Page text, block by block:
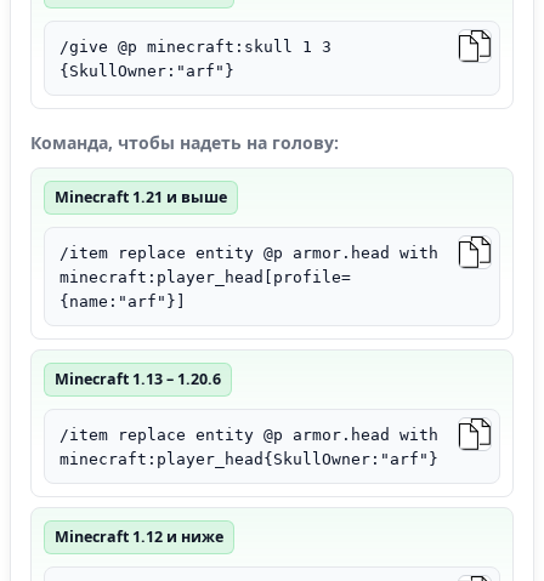
/give @p minecraft:skull 1 3
{SkullOwner:"arf"}
Команда, чтобы надеть на голову:
Minecraft 1.21 и выше
/item replace entity @p armor.head with
minecraft:player_head[profile=
{name:"arf"}]
Minecraft 1.13 – 1.20.6
/item replace entity @p armor.head with
minecraft:player_head{SkullOwner:"arf"}
Minecraft 1.12 и ниже